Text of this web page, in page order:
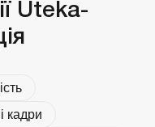
Uteka-
кадри